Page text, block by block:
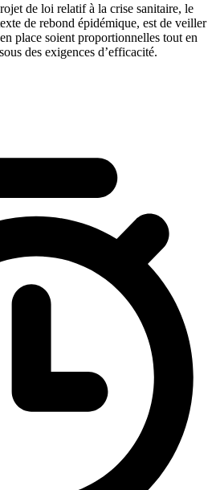
de loi relatif à la crise sanitaire, le
de rebond épidémique, est de veiller
place soient proportionnelles tout en
des exigences d’efficacité.